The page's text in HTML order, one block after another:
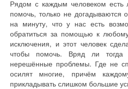
Рядом с каждым человеком есть
помочь, только не догадываются
на минуту, что у нас есть
обратиться за помощью к
исключения, и этот человек
чтобы помочь. Вряд ли тогда
нерешённые проблемы. Где не
осилят многие, причём
прикладывать слишком большие